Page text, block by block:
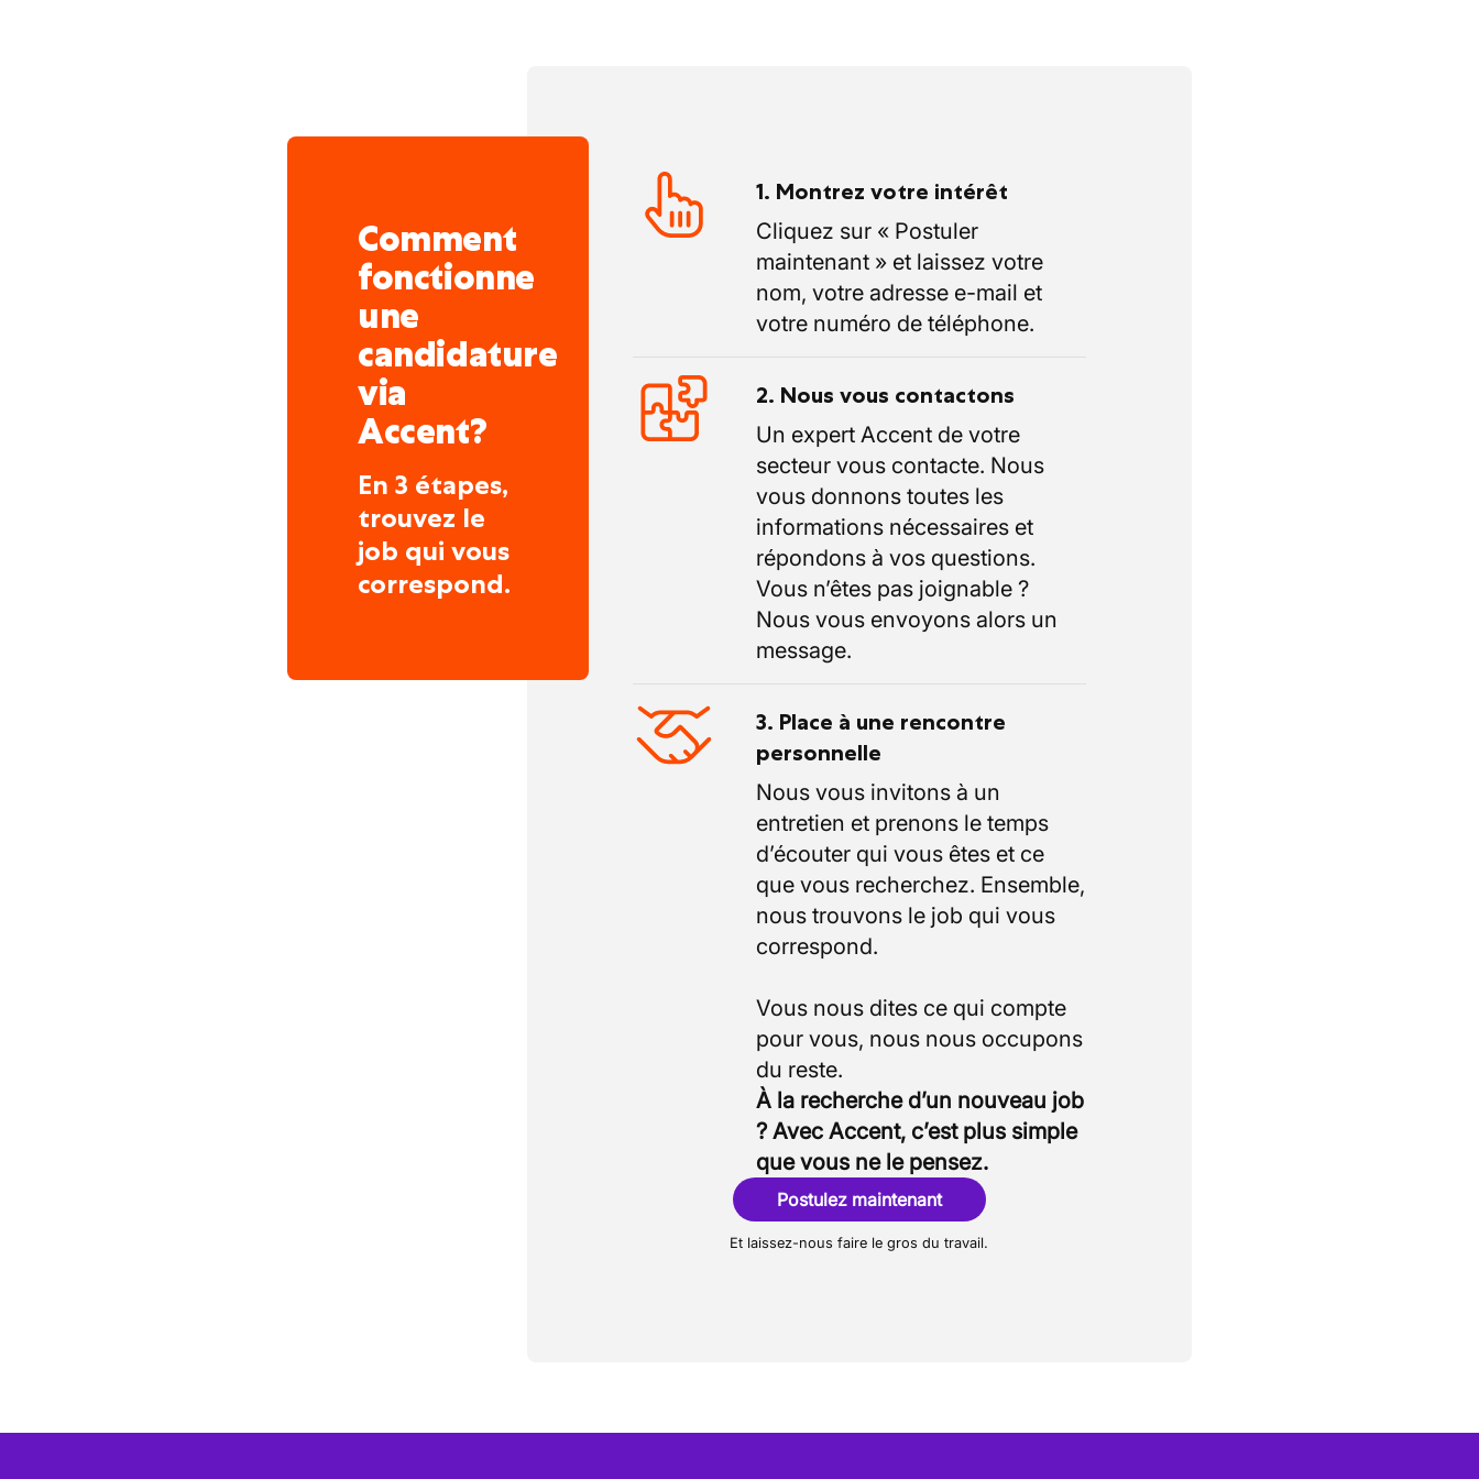
Comment
fonctionne
une
candidature
via
Accent?
En 3 étapes,
trouvez le
job qui vous
correspond.
1. Montrez votre intérêt
Cliquez sur « Postuler
maintenant » et laissez votre
nom, votre adresse e-mail et
votre numéro de téléphone.
2. Nous vous contactons
Un expert Accent de votre
secteur vous contacte. Nous
vous donnons toutes les
informations nécessaires et
répondons à vos questions.
Vous n’êtes pas joignable ?
Nous vous envoyons alors un
message.
3. Place à une rencontre
personnelle
Nous vous invitons à un
entretien et prenons le temps
d’écouter qui vous êtes et ce
que vous recherchez. Ensemble,
nous trouvons le job qui vous
correspond.
Vous nous dites ce qui compte
pour vous, nous nous occupons
À la recherche d’un nouveau job
? Avec Accent, c’est plus simple
que vous ne le pensez.
Postulez maintenant
Et laissez-nous faire le gros du travail.